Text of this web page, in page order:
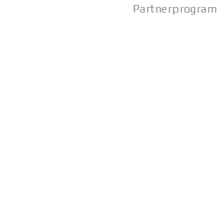
Partnerprogram